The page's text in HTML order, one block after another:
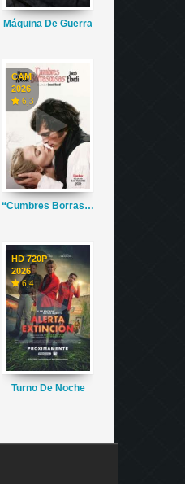
Máquina De Guerra
CAM
2026
6,3
“Cumbres Borrascosas”
HD 720P
2026
6,4
Turno De Noche